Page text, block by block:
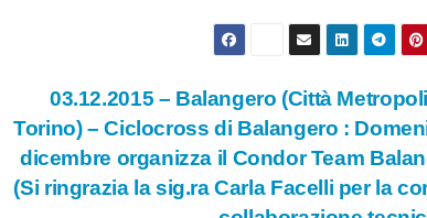
03.12.2015 – Balangero (Città
Torino) – Ciclocross di Balangero :
dicembre organizza il Condor Team
(Si ringrazia la sig.ra Carla Facelli per la